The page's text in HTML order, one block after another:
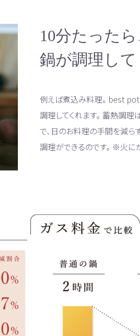
10分たった
鍋が調理し
例えば煮込み料理。 best
調理してくれます。 蓄熱調
で、日のお料理の手間を減ら
調理ができるのです。 ※火に